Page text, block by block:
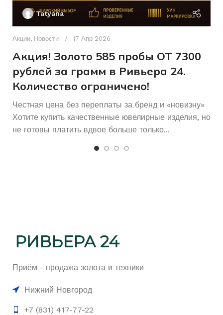
СОСТОЯНИЕ
Tatyana
Акции, Новости 17 Апр 2026
Акция! Золото 585 пробы ОТ 7300
рублей за грамм в Ривьера 24.
Количество ограничено!
Честная цена без переплаты за бренд и «новизну»
Хотите купить качественные ювелирные изделия, но
не готовы платить вдвое больше только...
Приём - продажа золота и техники
Нижний Новгород
+7 (831) 417-77-22